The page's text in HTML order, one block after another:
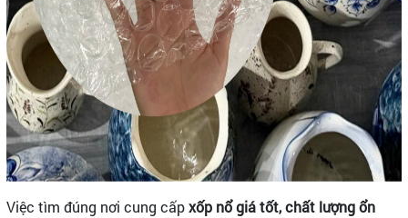
Việc tìm đúng nơi cung cấpxốp nổ giá tốt, chất lượng ổn